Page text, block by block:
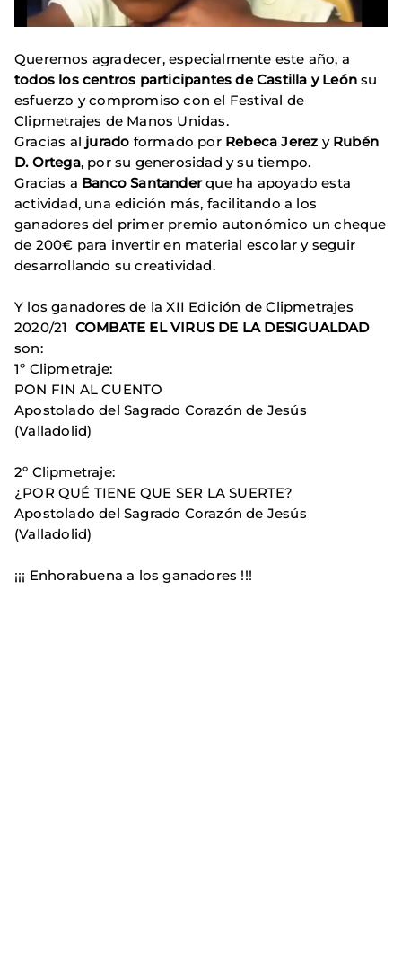
Queremos agradecer, especialmente este año, a
todos los centros participantes de Castilla y León su
esfuerzo y compromiso con el Festival de
Clipmetrajes de Manos Unidas.
Gracias al jurado formado por Rebeca Jerez y Rubén
D. Ortega, por su generosidad y su tiempo.
Gracias a Banco Santanderque ha apoyado esta
actividad, una edición más, facilitando a los
ganadores del primer premio autonómico un cheque
de 200€ para invertir en material escolar y seguir
desarrollando su creatividad.
Y los ganadores de la XII Edición de Clipmetrajes
2020/21 COMBATE EL VIRUS DE LA DESIGUALDAD
son:
1º Clipmetraje:
PON FIN AL CUENTO
Apostolado del Sagrado Corazón de Jesús
(Valladolid)
2º Clipmetraje:
¿POR QUÉ TIENE QUE SER LA SUERTE?
Apostolado del Sagrado Corazón de Jesús
(Valladolid)
¡¡¡ Enhorabuena a los ganadores !!!